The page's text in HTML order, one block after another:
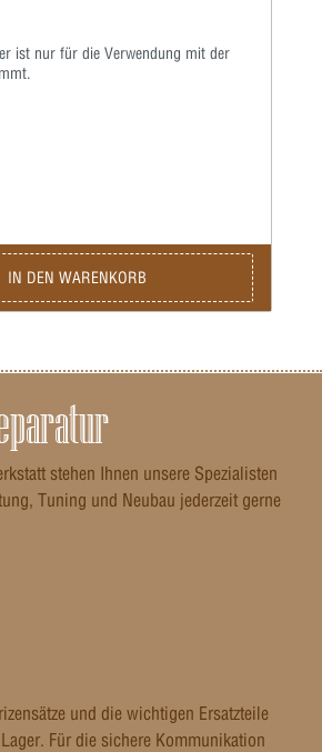
ist nur für die Verwendung mit der
IN DEN WARENKORB
stehen Ihnen unsere Spezialisten
Tuning und Neubau jederzeit gerne
und die wichtigen Ersatzteile
Für die sichere Kommunikation